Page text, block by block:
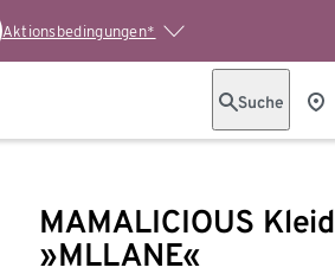
Aktionsbedingungen*
Suche
MAMALICIOUS Kleid
»MLLANE«